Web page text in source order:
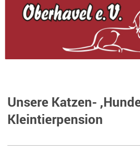
Unsere Katzen-
Kleintierpension